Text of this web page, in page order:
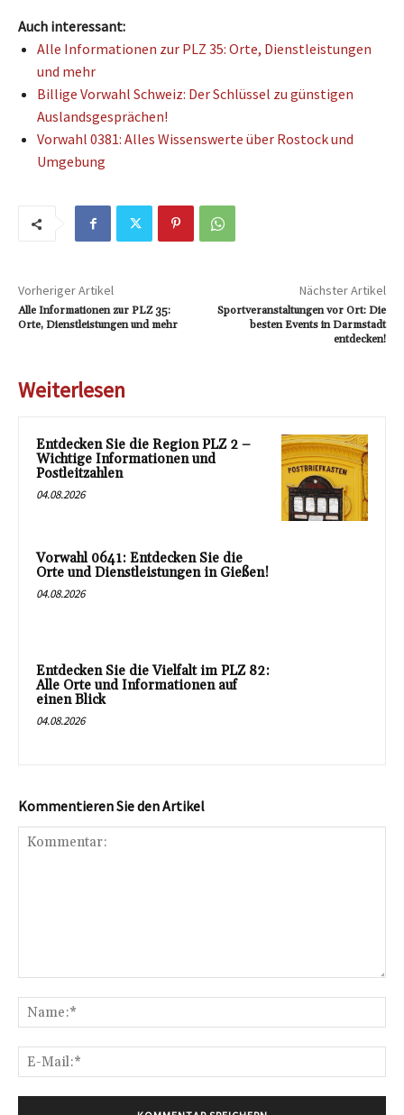
Auch interessant:
Alle Informationen zur PLZ 35: Orte, Dienstleistungen
und mehr
Billige Vorwahl Schweiz: Der Schlüssel zu günstigen
Auslandsgesprächen!
Vorwahl 0381: Alles Wissenswerte über Rostock und
Umgebung
Vorheriger Artikel
Alle Informationen zur PLZ 35:
Orte, Dienstleistungen und mehr
Nächster Artikel
Sportveranstaltungen vor Ort: Die
besten Events in Darmstadt
entdecken!
Weiterlesen
Entdecken Sie die Region PLZ 2 –
Wichtige Informationen und
Postleitzahlen
04.08.2026
Vorwahl 0641: Entdecken Sie die
Orte und Dienstleistungen in Gießen!
04.08.2026
Entdecken Sie die Vielfalt im PLZ 82:
Alle Orte und Informationen auf
einen Blick
04.08.2026
Kommentieren Sie den Artikel